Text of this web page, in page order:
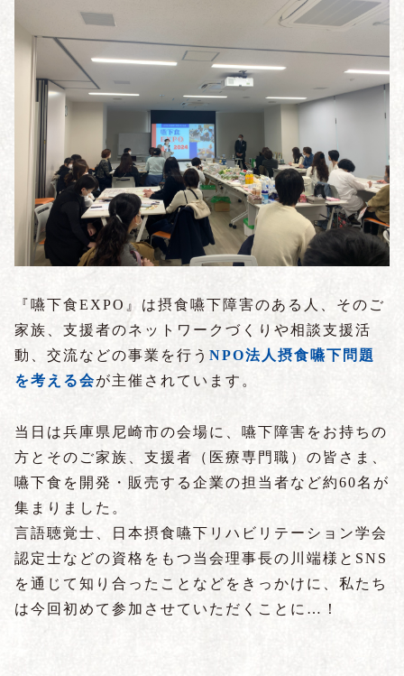
『嚥下食EXPO』は摂食嚥下障害のある人、そのご
家族、支援者のネットワークづくりや相談支援活
動、交流などの事業を行う NPO法人摂食嚥下問題
を考える会が主催されています。
当日は兵庫県尼崎市の会場に、嚥下障害をお持ちの
方とそのご家族、支援者（医療専門職）の皆さま、
嚥下食を開発・販売する企業の担当者など約60名が
集まりました。
言語聴覚士、日本摂食嚥下リハビリテーション学会
認定士などの資格をもつ当会理事長の川端様とSNS
を通じて知り合ったことなどをきっかけに、私たち
は今回初めて参加させていただくことに…！